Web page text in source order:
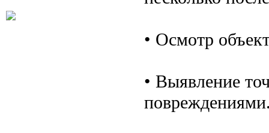
• Осмотр
• Выявление